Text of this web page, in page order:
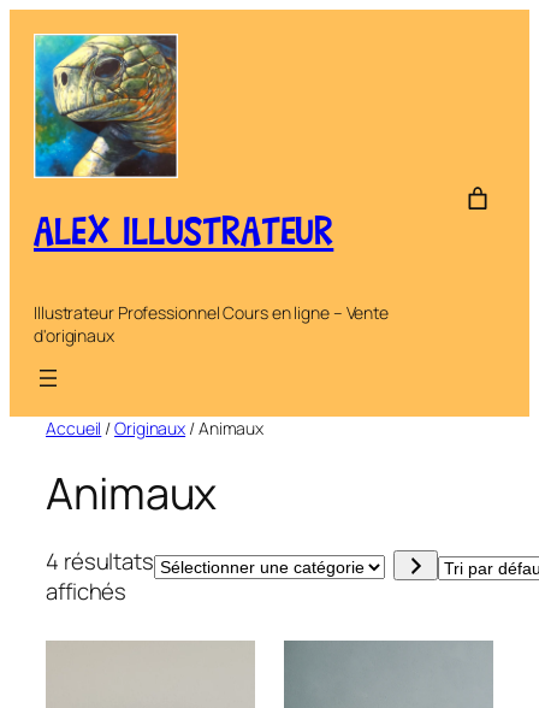
contenu
ALEX ILLUSTRATEUR
Illustrateur Professionnel Cours en ligne – Vente
d'originaux
Accueil /Originaux / Animaux
Animaux
4 résultats
affichés
Sélectionner